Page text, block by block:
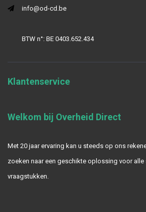
info@od-cd.be
BTW n°: BE 0403.652.434
Klantenservice
Welkom bij Overheid Direct
Met 20 jaar ervaring kan u steeds op ons
zoeken naar een geschikte oplossing voor
vraagstukken.